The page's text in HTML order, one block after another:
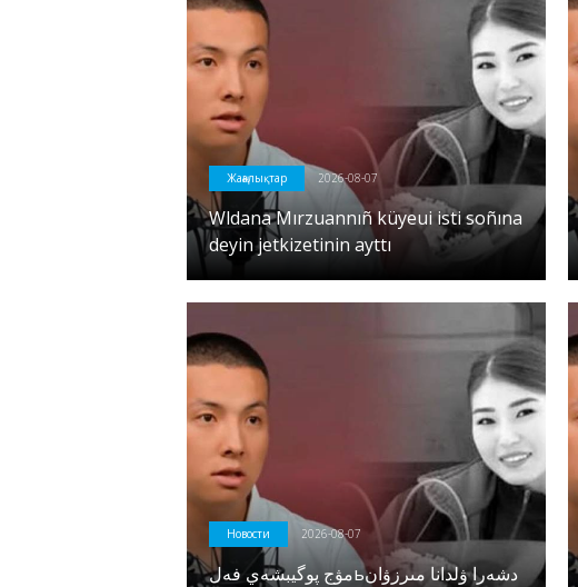
Жаңалықтар 2026-08-07
Wldana Mırzuannıñ küyeui isti soñına
deyin jetkizetinin ayttı
Новости 2026-08-07
مۋج پوگيبشەي فەلьدشەرا ۋلدانا مىرزۋان